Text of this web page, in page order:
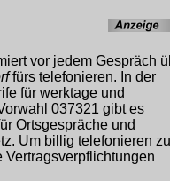
vor jedem Gespräch
fürs telefonieren. In der
für werktage und
037321 gibt es
Ortsgespräche und
Um billig telefonieren zu
Vertragsverpflichtungen